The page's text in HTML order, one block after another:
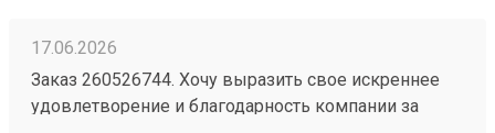
17.06.2026
Заказ 260526744. Хочу выразить свое искреннее
удовлетворение и благодарность компании за